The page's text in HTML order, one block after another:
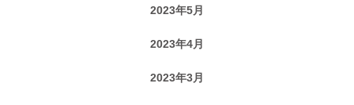
2023年5月
2023年4月
2023年3月